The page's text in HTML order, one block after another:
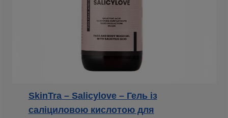
SkinTra – Salicylove – Гель із
саліциловою кислотою для